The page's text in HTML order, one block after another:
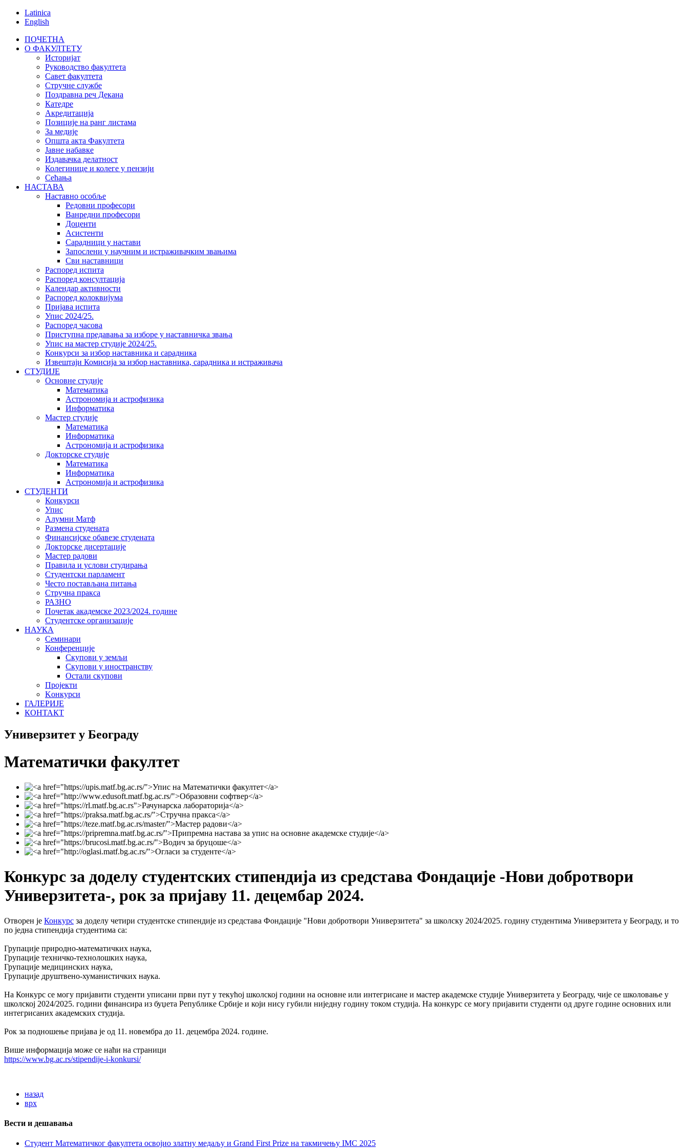
Latinica
English
ПОЧЕТНА
О ФАКУЛТЕТУ
Историјат
Руководство факултета
Савет факултета
Стручне службе
Поздравна реч Декана
Катедре
Акредитација
Позиције на ранг листама
За медије
Општа акта Факултета
Јавне набавке
Издавачка делатност
Колегинице и колеге у пензији
Сећања
НАСТАВА
Наставно особље
Редовни професори
Ванредни професори
Доценти
Асистенти
Сарадници у настави
Запослени у научним и истраживачким звањима
Сви наставници
Распоред испита
Распоред консултација
Календар активности
Распоред колоквијума
Пријава испита
Упис 2024/25.
Распоред часова
Приступна предавања за изборе у наставничка звања
Упис на мастер студије 2024/25.
Конкурси за избор наставника и сарадника
Извештаји Комисија за избор наставника, сарадника и истраживача
СТУДИЈЕ
Основне студије
Математика
Астрономија и астрофизика
Информатика
Мастер студије
Математика
Информатика
Астрономија и астрофизика
Докторске студије
Математика
Информатика
Астрономија и астрофизика
СТУДЕНТИ
Конкурси
Упис
Алумни Матф
Размена студената
Финансијске обавезе студената
Докторске дисертације
Мастер радови
Правила и услови студирања
Студентски парламент
Често постављана питања
Стручна пракса
РАЗНО
Почетак академске 2023/2024. године
Студентске организације
НАУКА
Семинари
Конференције
Скупови у земљи
Скупови у иностранству
Остали скупови
Пројекти
Koнкурси
ГАЛЕРИЈЕ
КОНТАКТ
Универзитет у Београду
Математички факултет
Конкурс за доделу студентских стипендија из средстава Фондације -Нови добротвори
Универзитета-, рок за пријаву 11. децембар 2024.
Отворен је Конкурс за доделу четири студентске стипендије из средстава Фондације "Нови добротвори Универзитета" за школску 2024/2025. годину студентима Универзитета у Београду, и то
по једна стипендија студентима са:
Групације природно-математичких наука,
Групације техничко-технолошких наука,
Групације медицинских наука,
Групације друштвено-хуманистичких наука.
На Конкурс се могу пријавити студенти уписани први пут у текућој школској години на основне или интегрисане и мастер академске студије Универзитета у Београду, чије се школовање у
школској 2024/2025. години финансира из буџета Републике Србије и који нису губили ниједну годину током студија. На конкурс се могу пријавити студенти од друге године основних или
интегрисаних академских студија.
Рок за подношење пријава је од 11. новембра до 11. децембра 2024. године.
Више информација може се наћи на страници
https://www.bg.ac.rs/stipendije-i-konkursi/
назад
врх
Вести и дешавања
Студент Математичког факултета освојио златну медаљу и Grand First Prize на такмичењу IMC 2025